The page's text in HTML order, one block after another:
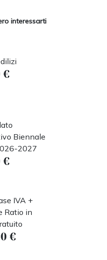
interessarti
€
Biennale
2027
€
IVA +
Ratio in
€